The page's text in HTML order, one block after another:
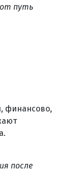
путь
финансово,
после